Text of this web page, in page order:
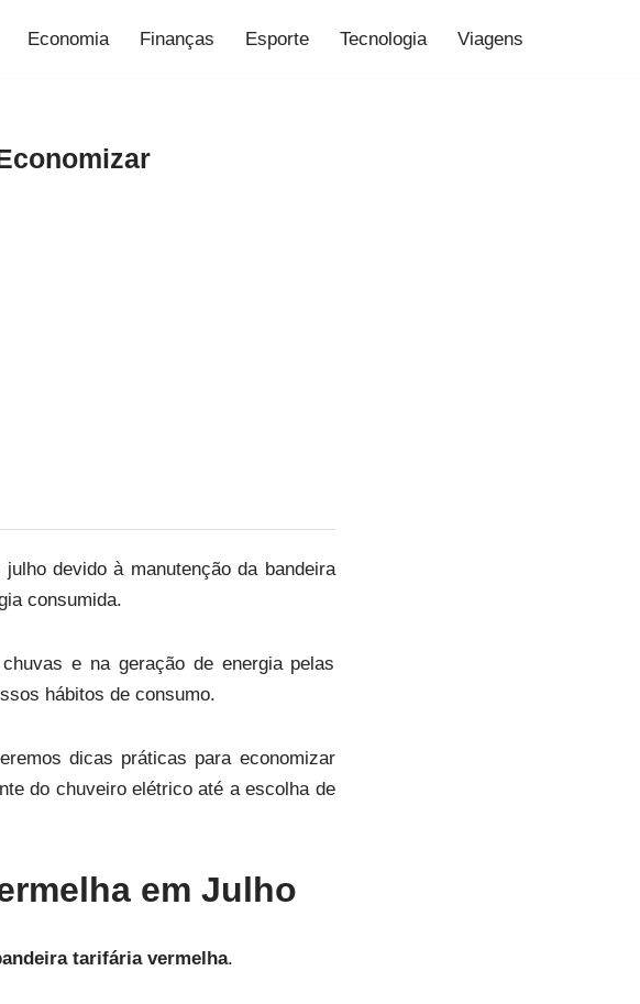
Economia Finanças Esporte Tecnologia Viagens
devido à manutenção da bandeira
consumida.
e na geração de energia pelas
hábitos de consumo.
dicas práticas para economizar
do chuveiro elétrico até a escolha de
em Julho
tarifária vermelha.